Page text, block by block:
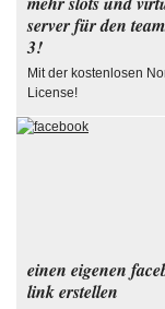
server für den
3!
Mit der kostenlosen
License!
einen eigenen
link erstellen